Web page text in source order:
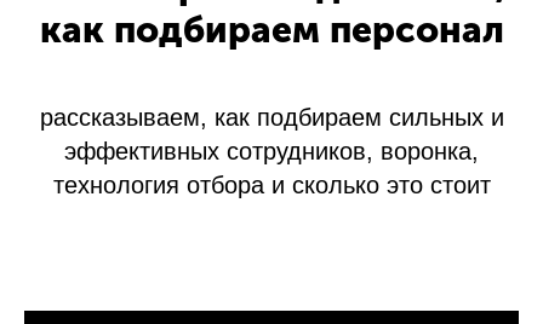
как подбираем персонал
рассказываем, как подбираем сильных и
эффективных сотрудников, воронка,
технология отбора и сколько это стоит